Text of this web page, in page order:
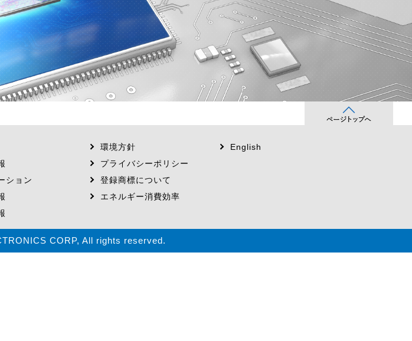
ション
環境方針
プライバシーポリシー
登録商標について
エネルギー消費効率
English
CORP, All rights reserved.